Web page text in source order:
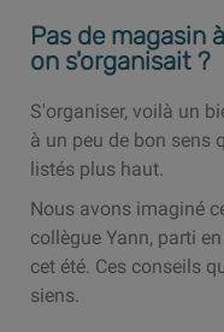
Pas de magasin
on s'organisait ?
S'organiser, voilà un
à un peu de bon sens
listés plus haut.
Nous avons imaginé
collègue Yann, parti
cet été. Ces conseils
siens.